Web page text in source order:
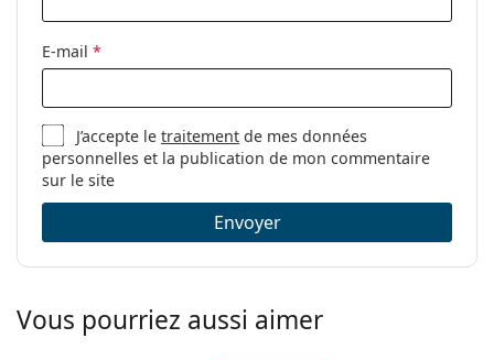
Autres
Sexe:
Marque:
Lentiamo
Code:
Tomas Havana Brown XL
E-mail *
J’accepte letraitement de mes données
personnelles et la publication de mon commentaire
sur le site
Envoyer
Vous pourriez aussi aimer